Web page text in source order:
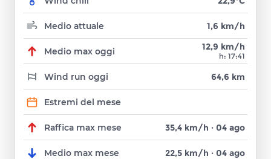
Medio attuale 1,6 km/h
Medio max oggi 12,9 km/h
h: 17:41
Wind run oggi 64,6 km
Estremi del mese
Raffica max mese 35,4 km/h · 04 ago
Medio max mese 22,5 km/h · 04 ago